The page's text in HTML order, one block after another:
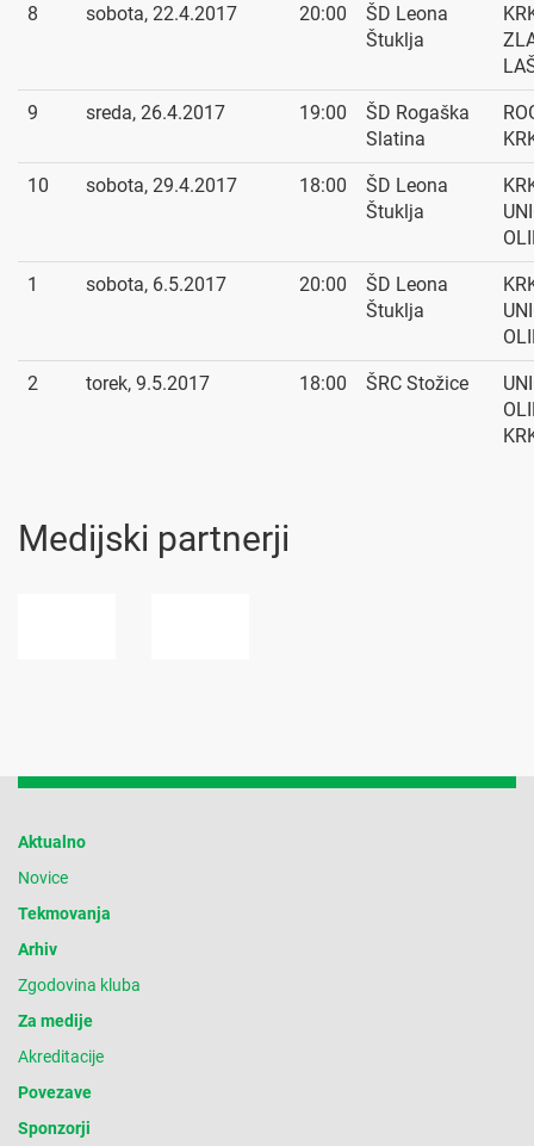
8 sobota, 22.4.2017 20:00
ŠD Leona
Štuklja
9 sreda, 26.4.2017 19:00
ŠD Rogaška
Slatina
10 sobota, 29.4.2017 18:00
ŠD Leona
Štuklja
1 sobota, 6.5.2017 20:00
ŠD Leona
Štuklja
2 torek, 9.5.2017 18:00 ŠRC Stožice
Medijski partnerji
Aktualno
Novice
Tekmovanja
Arhiv
Zgodovina kluba
Za medije
Akreditacije
Povezave
Sponzorji